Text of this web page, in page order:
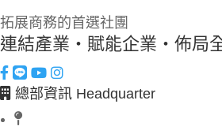
拓展商務的首選社團
連結產業・賦能企業・佈局
總部資訊 Headquarter